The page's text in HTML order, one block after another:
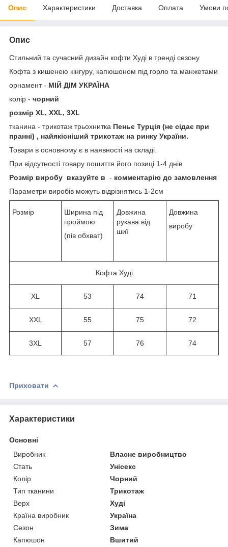
Опис Характеристики Доставка Оплата Умови
Опис
Стильний та сучасний дизайн кофти Худі в тренді сезону
Кофта з кишенею кінгуру, капюшоном під горло та манжетами
орнамент - МІЙ ДІМ УКРАЇНА
колір - чорний
розмір XL, XXL, 3XL
тканина - трикотаж трьохнитка Пеньє Турція (не сідає при
пранні) , найякісніший трикотаж на ринку України.
Товари в основному є в наявності на складі.
При відсутності товару пошиття його позиці 1-4 днів
Розмір виробу вказуйте в - комментарію до замовлення
Параметри виробів можуть відрізнятись 1-2см
Розмір
Ширина під
проймою
(пів обхват)
Довжина
рукава від
шиї
Довжина
виробу
Кофта Худі
XL 53 74 71
XXL 55 75 72
3XL 57 76 74
Приховати
Характеристики
Основні
Виробник
Власне виробництво
Стать
Унісекс
Колір
Чорний
Тип тканини
Трикотаж
Верх
Худі
Країна виробник
Україна
Сезон
Зима
Капюшон
Вшитий